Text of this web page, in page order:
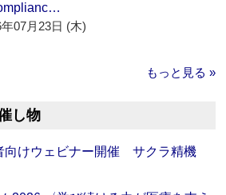
07月23日 (木)
もっと見る »
し物
向けウェビナー開催 サクラ精機